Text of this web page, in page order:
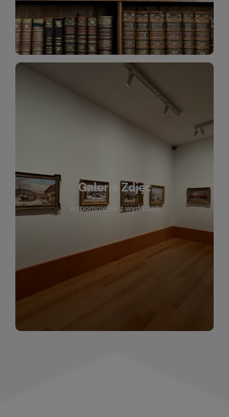
Katalog Zbiorów
Galeria Zdjęć
wspomnienia z wydarzeń
Galeria Zdjęć
wspomnienia z wydarzeń, spotkań i projektów
którym można zobaczyć, jak żyje nasza biblioteka
i jej społeczność. Zdjęcia dokumentują zarówno
uroczyste chwile, jak i codzienne aktywności
czytelników. Regularnie dodajemy nowe galerie,
by każdy mógł powrócić do wyjątkowych
momentów. Zapraszamy do obejrzenia,
wspominania i inspirowania się!